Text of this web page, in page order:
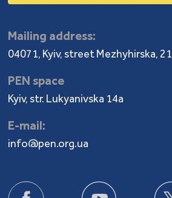
Mailing address:
04071, Kyiv, street Mezhyhirska, 21
PEN space
Kyiv, str. Lukyanivska 14a
E-mail:
info@pen.org.ua